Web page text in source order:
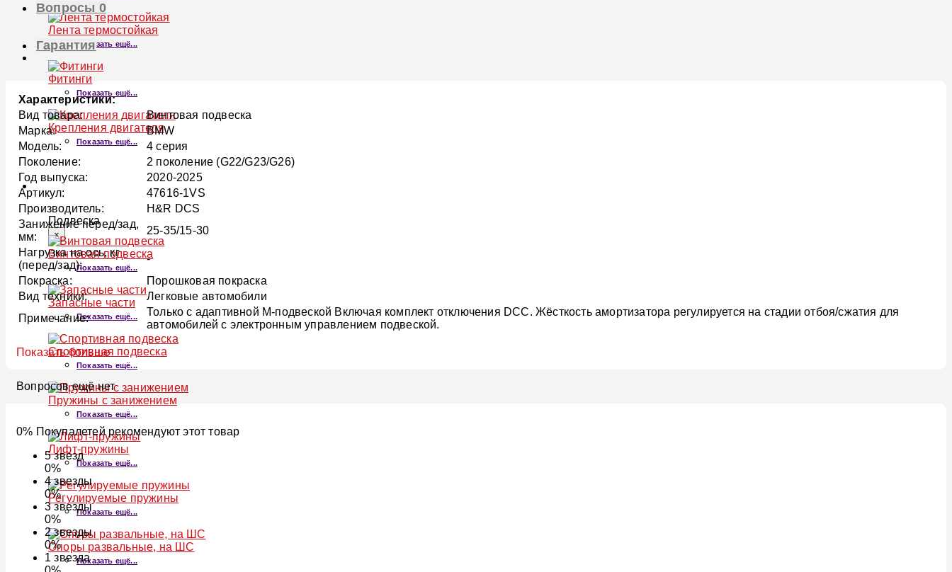
Лента термостойкая
Показать ещё...
Фитинги
Показать ещё...
Крепления двигателя
Показать ещё...
ПОДВЕСКА
Подвеска
×
Винтовая подвеска
Показать ещё...
Запасные части
Показать ещё...
Спортивная подвеска
Показать ещё...
Пружины с занижением
Показать ещё...
Лифт-пружины
Показать ещё...
Регулируемые пружины
Показать ещё...
Опоры развальные, на ШС
Показать ещё...
Вопросы 0
Гарантия
Характеристики:
Вид товара:
Винтовая подвеска
Марка:
BMW
Модель:
4 серия
Поколение:
2 поколение (G22/G23/G26)
Год выпуска:
2020-2025
Артикул:
47616-1VS
Производитель:
H&R DCS
Занижение перед/зад,
мм:
25-35/15-30
Нагрузка на ось, кг
(перед/зад):
-
Покраска:
Порошковая покраска
Вид техники:
Легковые автомобили
Примечание:
Только с адаптивной M-подвеской Включая комплект отключения DCC. Жёсткость амортизатора регулируется на стадии отбоя/сжатия для
автомобилей с электронным управлением подвеской.
Показать больше
Вопросов ещё нет
0% Покупалетей рекомендуют этот товар
5звезд
0%
4звезды
0%
3звезды
0%
2звезды
0%
1звезда